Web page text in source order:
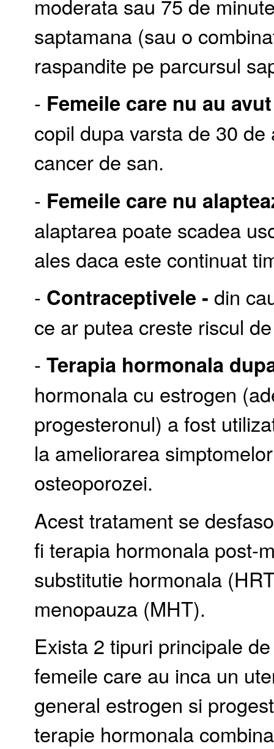
moderata sau 75 de
saptamana (sau o
raspandite pe parcursul
- Femeile care nu au
copil dupa varsta de 30
cancer de san.
- Femeile care nu
alaptarea poate scadea
ales daca este continuat
- Contraceptivele -din
ce ar putea creste riscul
-Terapia hormonala
hormonala cu estrogen
progesteronul) a fost
la ameliorarea
osteoporozei.
Acest tratament se
fi terapia hormonala post-
substitutie hormonala
menopauza (MHT).
Exista 2 tipuri principale
femeile care au inca un
general estrogen si
terapie hormonala